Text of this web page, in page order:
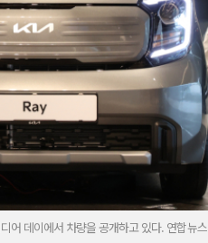
어 데이에서 차량을 공개하고 있다. 연합뉴스